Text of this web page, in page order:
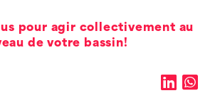
pour agir collectivement au
de votre bassin!